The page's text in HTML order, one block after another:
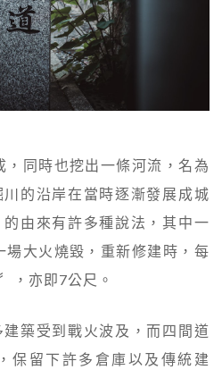
同時也挖出一條河流，名為
川的沿岸在當時逐漸發展成城
由來有許多種說法，其中一
大火燒毀，重新修建時，每
，亦即7公尺。
築受到戰火波及，而四間道
保留下許多倉庫以及傳統建